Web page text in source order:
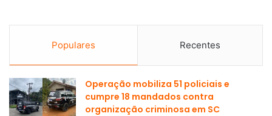
Populares Recentes
Operação mobiliza 51 policiais e
cumpre 18 mandados contra
organização criminosa em SC